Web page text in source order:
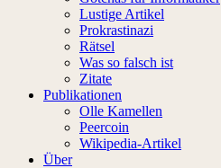
Lustige Artikel
Prokrastinazi
Rätsel
Was so falsch ist
Zitate
Publikationen
Olle Kamellen
Peercoin
Wikipedia-Artikel
Über